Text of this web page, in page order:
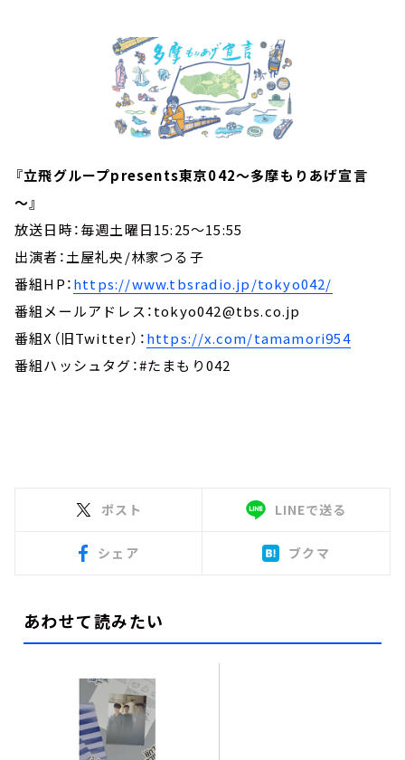
『立飛グループpresents東京042～多摩もりあげ宣言
～』
放送日時：毎週土曜日15:25～15:55
出演者：土屋礼央/林家つる子
番組HP：https://www.tbsradio.jp/tokyo042/
番組メールアドレス：tokyo042@tbs.co.jp
番組X（旧Twitter）：https://x.com/tamamori954
番組ハッシュタグ：#たまもり042
ポスト LINEで送る
シェア ブクマ
あわせて読みたい